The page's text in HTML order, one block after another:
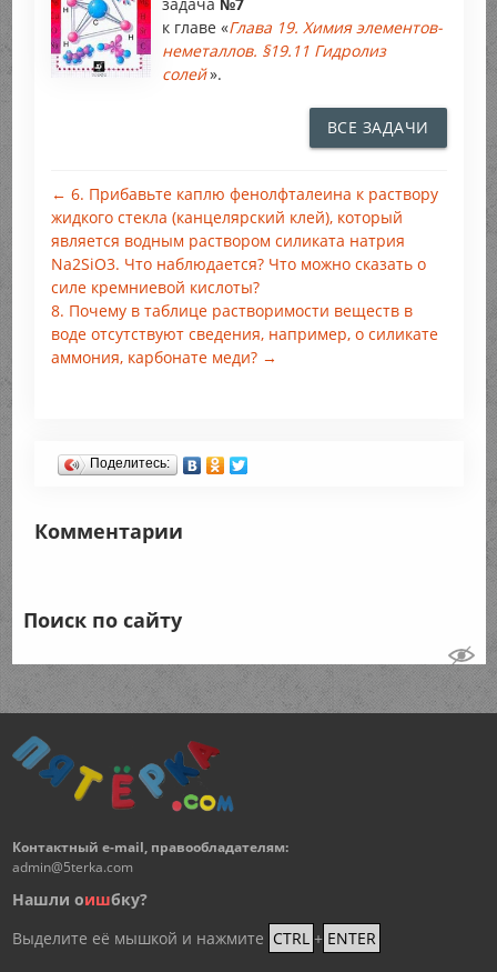
к главе «Глава 19. Химия элементов-
неметаллов. §19.11 Гидролиз
солей».
ВСЕ ЗАДАЧИ
← 6. Прибавьте каплю фенолфталеина к раствору
жидкого стекла (канцелярский клей), который
является водным раствором силиката натрия
Na2SiO3. Что наблюдается? Что можно сказать о
силе кремниевой кислоты?
8. Почему в таблице растворимости веществ в
воде отсутствуют сведения, например, о силикате
аммония, карбонате меди? →
Поделитесь:
Комментарии
Поиск по сайту
Контактный e-mail, правообладателям:
admin@5terka.com
Нашли оишбку?
Выделите её мышкой и нажмите CTRL + ENTER